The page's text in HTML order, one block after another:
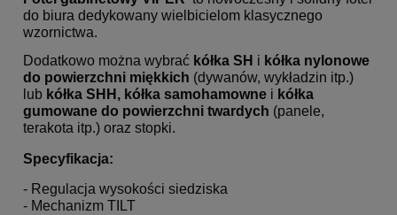
do biura dedykowany wielbicielom klasycznego
wzornictwa.
Dodatkowo można wybrać kółka SH i kółka nylonowe
do powierzchni miękkich (dywanów, wykładzin itp.)
lub kółka SHH, kółka samohamowne i kółka
gumowane do powierzchni twardych (panele,
terakota itp.) oraz stopki.
Specyfikacja:
- Regulacja wysokości siedziska
- Mechanizm TILT